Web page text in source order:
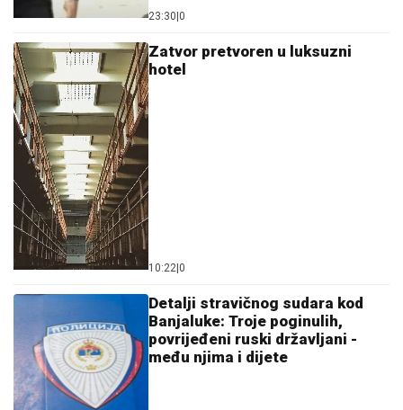
23:30 0
Zatvor pretvoren u luksuzni
hotel
10:22 0
Detalji stravičnog sudara kod
Banjaluke: Troje poginulih,
povrijeđeni ruski državljani -
među njima i dijete